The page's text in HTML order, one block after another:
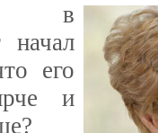
в
начал
его
и